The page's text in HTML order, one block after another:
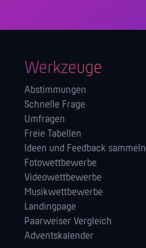
Werkzeuge
Abstimmungen
Schnelle Frage
Umfragen
Freie Tabellen
Ideen und Feedback sammeln
Fotowettbewerbe
Videowettbewerbe
Musikwettbewerbe
Landingpage
Paarweiser Vergleich
Adventskalender